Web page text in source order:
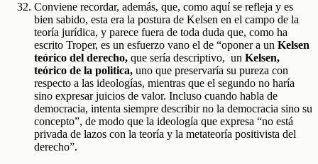
Conviene recordar, además, que, como aquí se refleja y es
bien sabido, esta era la postura de Kelsen en el campo de la
teoría jurídica, y parece fuera de toda duda que, como ha
escrito Troper, es un esfuerzo vano el de “oponer a un Kelsen
teórico del derecho, que sería descriptivo, un Kelsen,
teórico de la politica, uno que preservaría su pureza con
respecto a las ideologías, mientras que el segundo no haría
sino expresar juicios de valor. Incluso cuando habla de
democracia, intenta siempre describir no la democracia sino su
concepto”, de modo que la ideología que expresa “no está
privada de lazos con la teoría y la metateoría positivista del
derecho”.